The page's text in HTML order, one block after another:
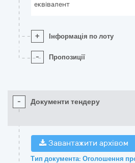
еквівалент
+ Інформація по лоту
- Пропозиції
- Документи тендеру
Завантажити архівом
Тип документа: Оголошення